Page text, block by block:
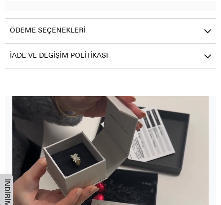
ÖDEME SEÇENEKLERI
İADE VE DEĞIŞIM POLITIKASI